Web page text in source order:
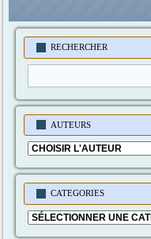
RECHERCHER
AUTEURS
CATEGORIES
Categories